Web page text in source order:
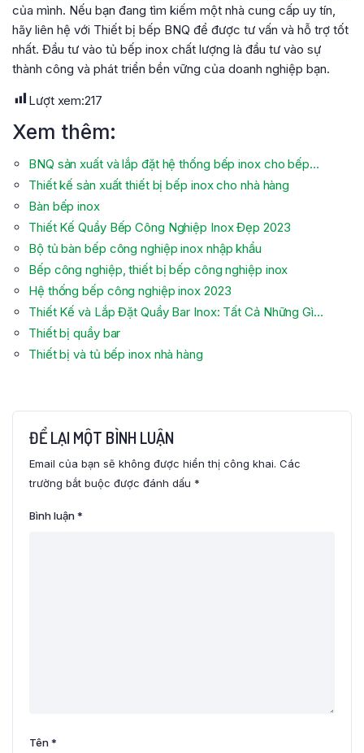
của mình. Nếu bạn đang tìm kiếm một nhà cung cấp uy tín,
hãy liên hệ với Thiết bị bếp BNQ để được tư vấn và hỗ trợ tốt
nhất. Đầu tư vào tủ bếp inox chất lượng là đầu tư vào sự
thành công và phát triển bền vững của doanh nghiệp bạn.
Lượt xem:217
Xem thêm:
BNQ sản xuất và lắp đặt hệ thống bếp inox cho bếp…
Thiết kế sản xuất thiết bị bếp inox cho nhà hàng
Bàn bếp inox
Thiết Kế Quầy Bếp Công Nghiệp Inox Đẹp 2023
Bộ tủ bàn bếp công nghiệp inox nhập khẩu
Bếp công nghiệp, thiết bị bếp công nghiệp inox
Hệ thống bếp công nghiệp inox 2023
Thiết Kế và Lắp Đặt Quầy Bar Inox: Tất Cả Những Gì…
Thiết bị quầy bar
Thiết bị và tủ bếp inox nhà hàng
ĐỂ LẠI MỘT BÌNH LUẬN
Email của bạn sẽ không được hiển thị công khai. Các
trường bắt buộc được đánh dấu *
Bình luận*
Tên*